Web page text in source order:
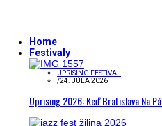
Home
Festivaly
UPRISING FESTIVAL
/24. JÚLA 2026
Uprising 2026: Keď Bratislava Na